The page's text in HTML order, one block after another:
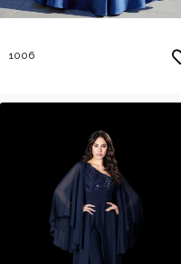
1006